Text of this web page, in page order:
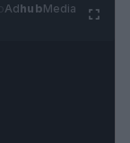
AdhubMedia